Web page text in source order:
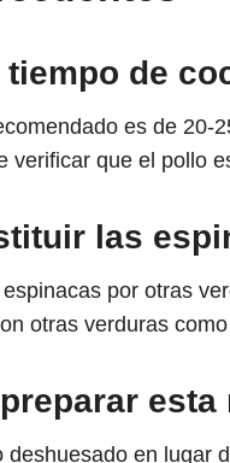
tiempo de
es de 20-
verificar que el pollo
las
por otras
otras verduras
en lugar